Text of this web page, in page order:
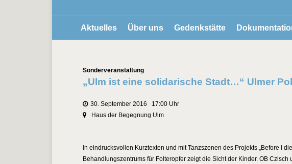
Aktuelles Über uns Gedenkstätte
Kategorien
Sonderveranstaltung
„Ulm ist eine solidarische Stadt…“ Ulmer
30. September 2016 17:00 Uhr
Haus der Begegnung Ulm
In eindrucksvollen Kurztexten und mit Tanzszenen des Projekts „Before I
Behandlungszentrums für Folteropfer zeigt die Sicht der Kinder. OB